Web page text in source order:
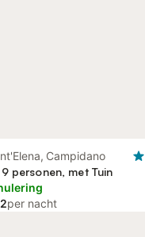
Campidano
personen, met Tuin
per nacht